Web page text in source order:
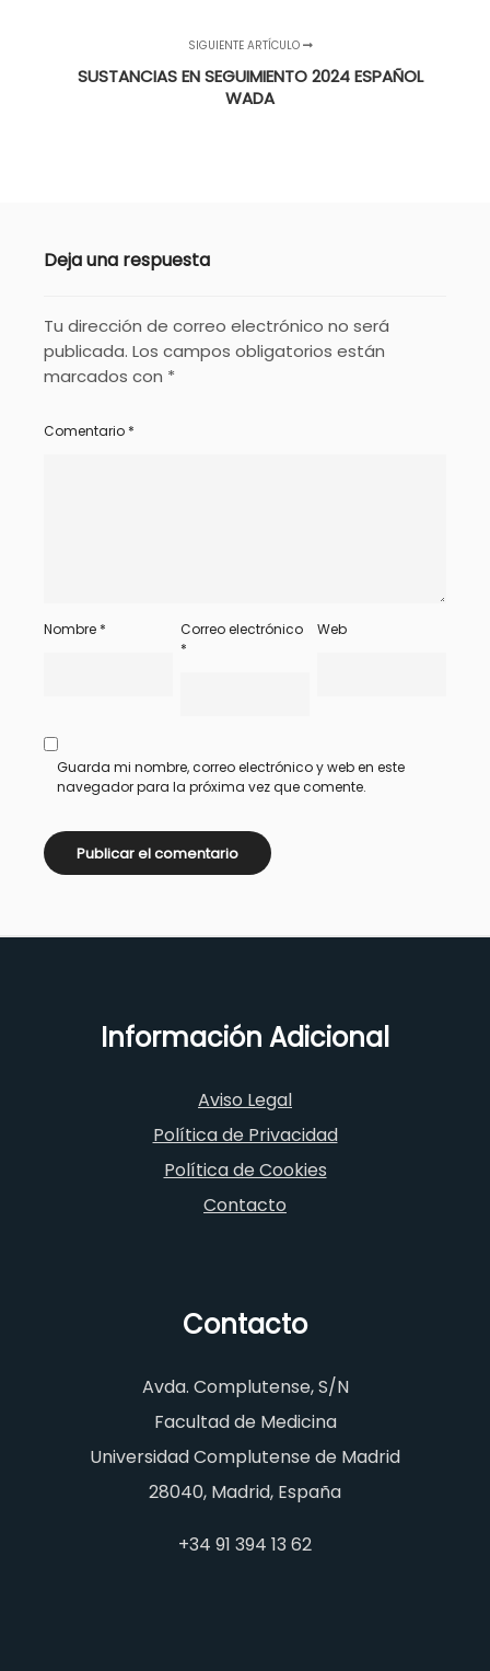
SIGUIENTE ARTÍCULO
SUSTANCIAS EN SEGUIMIENTO 2024 ESPAÑOL
WADA
Deja una respuesta
Tu dirección de correo electrónico no será
publicada. Los campos obligatorios están
marcados con *
Comentario *
Nombre *
Correo electrónico
*
Web
Guarda mi nombre, correo electrónico y web en este
navegador para la próxima vez que comente.
Información Adicional
Aviso Legal
Política de Privacidad
Política de Cookies
Contacto
Contacto
Avda. Complutense, S/N
Facultad de Medicina
Universidad Complutense de Madrid
28040, Madrid, España
+34 91 394 13 62